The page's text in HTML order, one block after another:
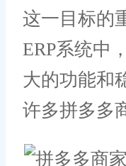
这一目标的
ERP系统中
大的功能和
许多拼多多